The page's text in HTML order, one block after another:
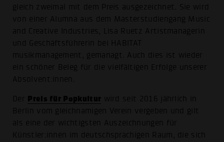
gleich zweimal mit dem Preis ausgezeichnet. Sie wird
von einer Alumna aus dem Masterstudiengang Music
and Creative Industries, Lisa Ruetz Artistmanagerin
und Geschäftsführerin bei HABITAT
musikmanagement, gemanagt. Auch dies ist wieder
ein schöner Beleg für die vielfältigen Erfolge unserer
Absolvent:innen.
Der Preis für Popkultur wird seit 2016 jährlich in
Berlin vom gleichnamigen Verein vergeben und gilt
als eine der wichtigsten Auszeichnungen für
Künstler:innen im deutschsprachigen Raum, die sich